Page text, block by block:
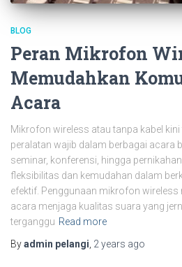
BLOG
Peran Mikrofon
Memudahkan
Acara
Mikrofon wireless atau tanpa kabel
peralatan wajib dalam berbagai acara
seminar, konferensi, hingga
fleksibilitas dan kemudahan dalam
efektif. Penggunaan mikrofon wireless
acara menjaga kualitas suara yang
terganggu Read more
Byadmin pelangi, 2 years ago